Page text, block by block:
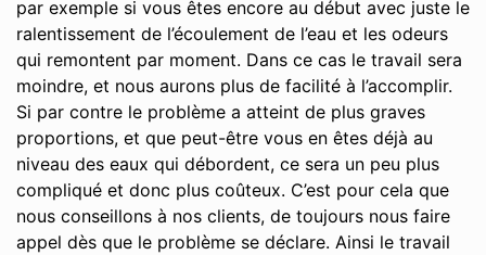
par exemple si vous êtes encore au début avec juste le
ralentissement de l’écoulement de l’eau et les odeurs
qui remontent par moment. Dans ce cas le travail sera
moindre, et nous aurons plus de facilité à l’accomplir.
Si par contre le problème a atteint de plus graves
proportions, et que peut-être vous en êtes déjà au
niveau des eaux qui débordent, ce sera un peu plus
compliqué et donc plus coûteux. C’est pour cela que
nous conseillons à nos clients, de toujours nous faire
appel dès que le problème se déclare. Ainsi le travail